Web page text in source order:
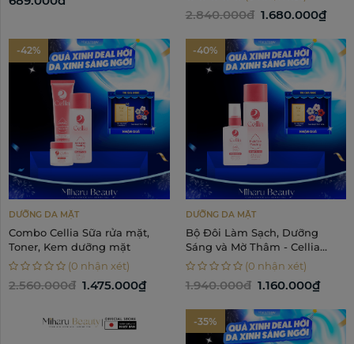
2.840.000đ 1.680.000₫
-42%
DƯỠNG DA MẶT
Combo Cellia Sữa rửa mặt,
Toner, Kem dưỡng mặt
(0 nhận xét)
2.560.000đ 1.475.000₫
-40%
DƯỠNG DA MẶT
Bộ Đôi Làm Sạch, Dưỡng
Sáng và Mờ Thâm - Cellia
Toner, Serum(0 nhận xét)
1.940.000đ 1.160.000₫
-35%